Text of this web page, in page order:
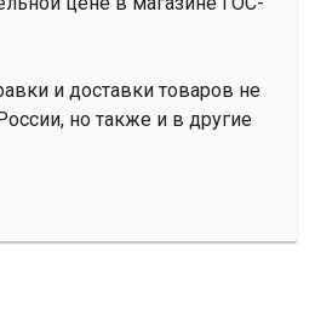
и доставки товаров не
но также и в другие